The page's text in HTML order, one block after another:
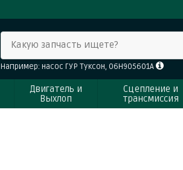
Какую запчасть ищете?
Например: насос ГУР Туксон, 06H905601A
Двигатель и
Выхлоп
Сцепление и
трансмиссия